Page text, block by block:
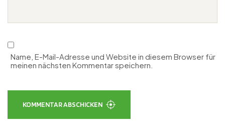
Name, E-Mail-Adresse und Website in diesem Browser für
meinen nächsten Kommentar speichern.
KOMMENTAR ABSCHICKEN